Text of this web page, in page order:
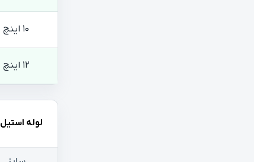
10 اینچ
12 اینچ
لوله استیل 316L